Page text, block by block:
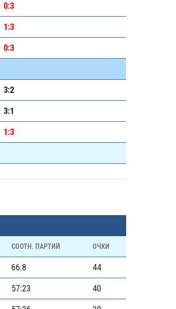
0:3
1:3
0:3
3:2
3:1
1:3
СООТН. ПАРТИЙ ОЧКИ
66:8 44
57:23 40